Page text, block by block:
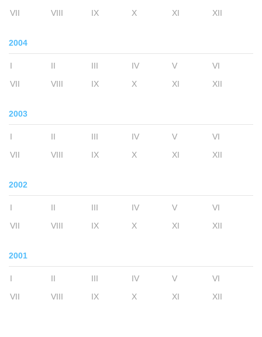
VII
VIII IX X XI XII
2004
I II III IV V
VI
VII
VIII IX X XI XII
2003
I II III IV V
VI
VII
VIII IX X XI XII
2002
I II III IV V
VI
VII
VIII IX X XI XII
2001
I II III IV V
VI
VII
VIII IX X XI XII